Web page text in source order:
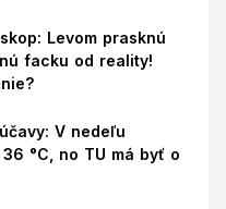
Levom prasknú
facku od reality!
V nedeľu
°C, no TU má byť o